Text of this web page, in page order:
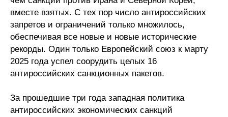
Редакционная этика
Информация для авторов
Общие требования
Научные труды
вместе взятых. С тех пор число антироссийских
запретов и ограничений только множилось,
обеспечивая все новые и новые исторические
рекорды. Один только Европейский союз к марту
2025 года успел соорудить целых 16
антироссийских санкционных пакетов.
За прошедшие три года западная политика
антироссийских экономических санкций